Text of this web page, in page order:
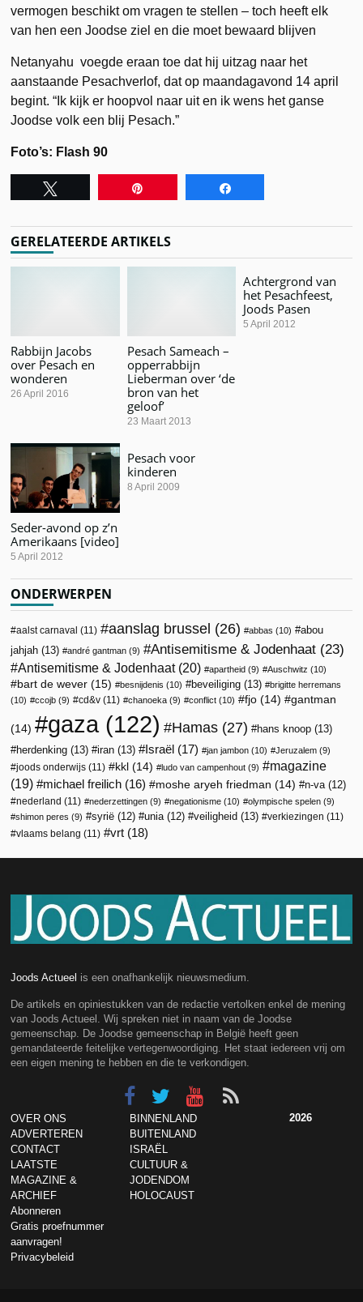
vermogen beschikt om vragen te stellen – toch heeft elk
van hen een Joodse ziel en die moet bewaard blijven
Netanyahu voegde eraan toe dat hij uitzag naar het
aanstaande Pesachverlof, dat op maandagavond 14 april
begint. “Ik kijk er hoopvol naar uit en ik wens het ganse
Joodse volk een blij Pesach.”
Foto’s: Flash 90
GERELATEERDE ARTIKELS
Rabbijn Jacobs
over Pesach en
wonderen
26 April 2016
Pesach Sameach –
opperrabbijn
Lieberman over ‘de
bron van het
geloof’
23 Maart 2013
Achtergrond van
het Pesachfeest,
Joods Pasen
5 April 2012
Seder-avond op z’n
Amerikaans [video]
5 April 2012
Pesach voor
kinderen
8 April 2009
ONDERWERPEN
aalst carnaval (11) aanslag brussel (26) abbas (10)
abou
jahjah (13) andré gantman (9) Antisemitisme & Jodenhaat (23)
Antisemitisme & Jodenhaat(20) apartheid (9) Auschwitz (10)
bart de wever (15) besnijdenis (10) beveiliging (13)
brigitte herremans
(10)
ccojb (9) cd&v (11) chanoeka (9) conflict (10) fjo (14) gantman
(14) gaza(122) Hamas (27) hans knoop (13)
herdenking (13) iran (13) Israël (17) jan jambon (10) Jeruzalem (9)
joods onderwijs (11) kkl (14) ludo van campenhout (9)
magazine
(19)
michael freilich (16) moshe aryeh friedman (14) n-va(12)
nederland (11) nederzettingen (9) negationisme (10) olympische spelen (9)
shimon peres (9) syrië (12) unia(12) veiligheid (13) verkiezingen (11)
vlaams belang (11) vrt (18)
Joods Actueel is een onafhankelijk nieuwsmedium.
De artikels en opiniestukken van de redactie vertolken enkel de mening
van Joods Actueel. Wij spreken niet in naam van de Joodse
gemeenschap. De Joodse gemeenschap in België heeft geen
gemandateerde feitelijke vertegenwoordiging. Het staat iedereen vrij om
een eigen mening te hebben en die te verkondigen.
OVER ONS
ADVERTEREN
CONTACT
LAATSTE
MAGAZINE &
ARCHIEF
Abonneren
Gratis proefnummer
aanvragen!
Privacybeleid
BINNENLAND
BUITENLAND
ISRAËL
CULTUUR &
JODENDOM
HOLOCAUST
2026